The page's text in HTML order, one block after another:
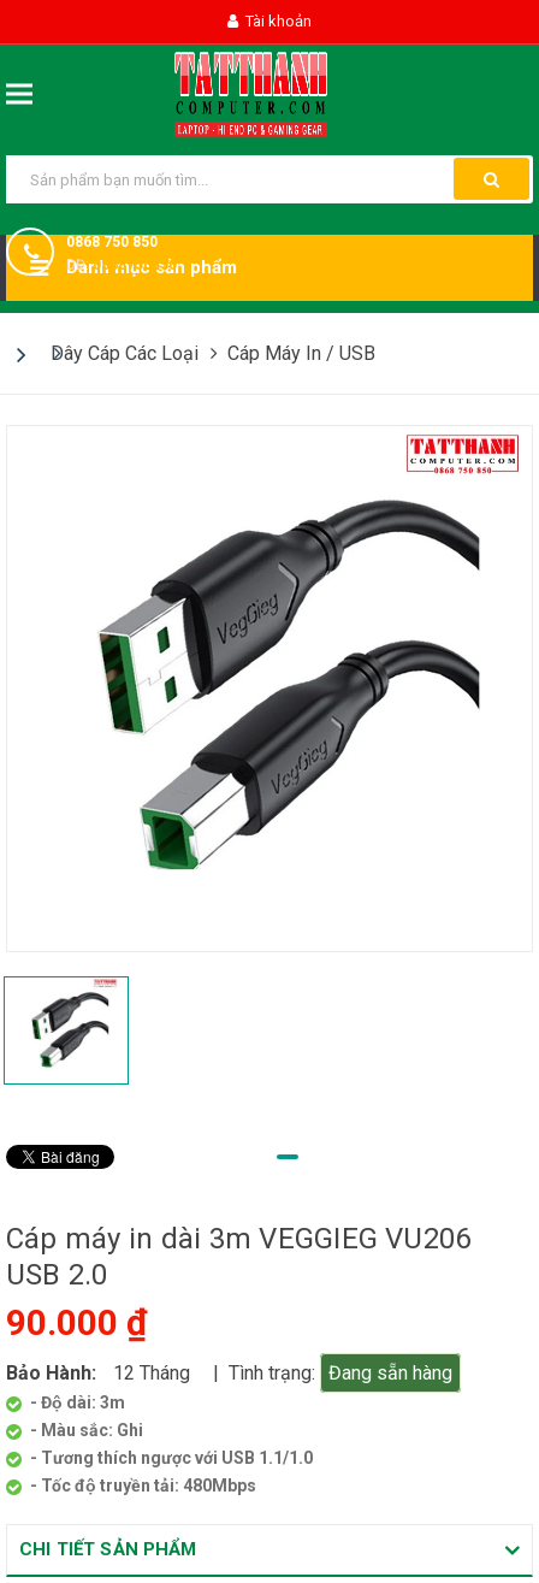
Tài khoản
0868 750 850
DĐ:0868750850
Danh mục sản phẩm
Dây Cáp Các Loại Cáp Máy In / USB
Cáp máy in dài 3m VEGGIEG VU206
USB 2.0
90.000 ₫
Bảo Hành: 12 Tháng | Tình trạng: Đang sẵn hàng
- Độ dài: 3m
- Màu sắc: Ghi
- Tương thích ngược với USB 1.1/1.0
- Tốc độ truyền tải: 480Mbps
CHI TIẾT SẢN PHẨM